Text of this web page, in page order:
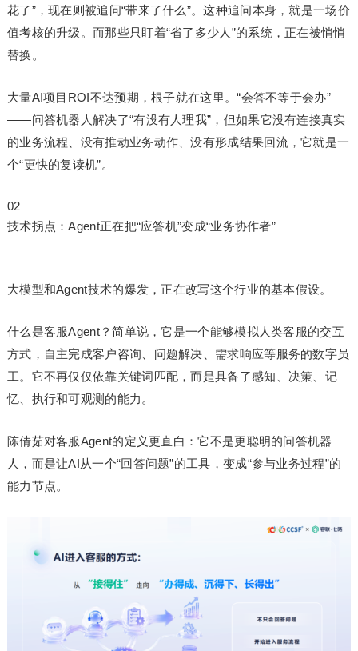
花了”，现在则被追问“带来了什么”。这种追问本身，就是一场价
值考核的升级。而那些只盯着“省了多少人”的系统，正在被悄悄
替换。
大量AI项目ROI不达预期，根子就在这里。“会答不等于会办”
——问答机器人解决了“有没有人理我”，但如果它没有连接真实
的业务流程、没有推动业务动作、没有形成结果回流，它就是一
个“更快的复读机”。
02
技术拐点：Agent正在把“应答机”变成“业务协作者”
大模型和Agent技术的爆发，正在改写这个行业的基本假设。
什么是客服Agent？简单说，它是一个能够模拟人类客服的交互
方式，自主完成客户咨询、问题解决、需求响应等服务的数字员
工。它不再仅仅依靠关键词匹配，而是具备了感知、决策、记
忆、执行和可观测的能力。
陈倩茹对客服Agent的定义更直白：它不是更聪明的问答机器
人，而是让AI从一个“回答问题”的工具，变成“参与业务过程”的
能力节点。